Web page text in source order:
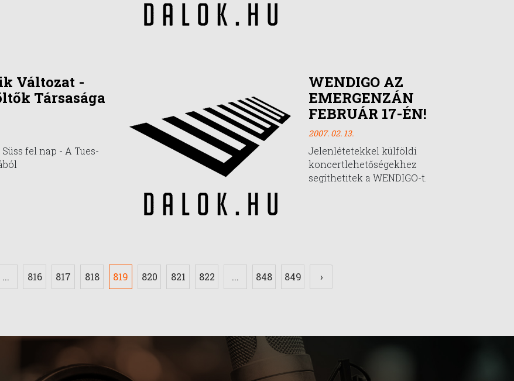
Változat -
Társasága
fel nap - A Tues-
WENDIGO AZ
EMERGENZÁN
FEBRUÁR 17-ÉN!
2007. 02. 13.
Jelenlétetekkel külföldi
koncertlehetőségekhez
segíthetitek a WENDIGO-t.
... 816 817 818 819 820 821 822 ... 848 849 ›